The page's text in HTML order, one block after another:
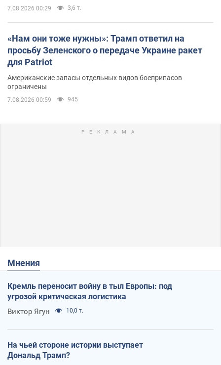
7.08.2026 00:29 3,6 т.
«Нам они тоже нужны»: Трамп ответил на
просьбу Зеленского о передаче Украине ракет
для Patriot
Американские запасы отдельных видов боеприпасов
ограничены
7.08.2026 00:59 945
Мнения
Кремль переносит войну в тыл Европы: под
угрозой критическая логистика
Виктор Ягун 10,0 т.
На чьей стороне истории выступает
Дональд Трамп?